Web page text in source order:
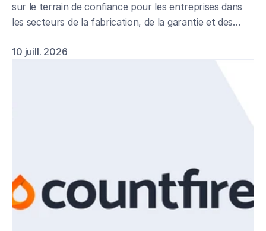
sur le terrain de confiance pour les entreprises dans
les secteurs de la fabrication, de la garantie et des
10 juill. 2026